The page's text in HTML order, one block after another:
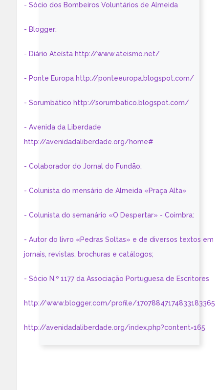
- Sócio dos Bombeiros Voluntários de Almeida
- Blogger:
- Diário Ateísta http://www.ateismo.net/
- Ponte Europa http://ponteeuropa.blogspot.com/
- Sorumbático http://sorumbatico.blogspot.com/
- Avenida da Liberdade
http://avenidadaliberdade.org/home#
- Colaborador do Jornal do Fundão;
- Colunista do mensário de Almeida «Praça Alta»
- Colunista do semanário «O Despertar» - Coimbra:
- Autor do livro «Pedras Soltas» e de diversos textos em
jornais, revistas, brochuras e catálogos;
- Sócio N.º 1177 da Associação Portuguesa de Escritores
http://www.blogger.com/profile/17078847174833183365
http://avenidadaliberdade.org/index.php?content=165